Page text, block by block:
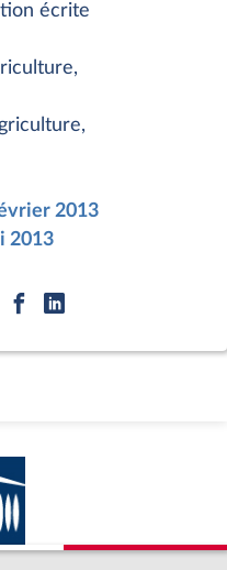
écrite
2013
2013